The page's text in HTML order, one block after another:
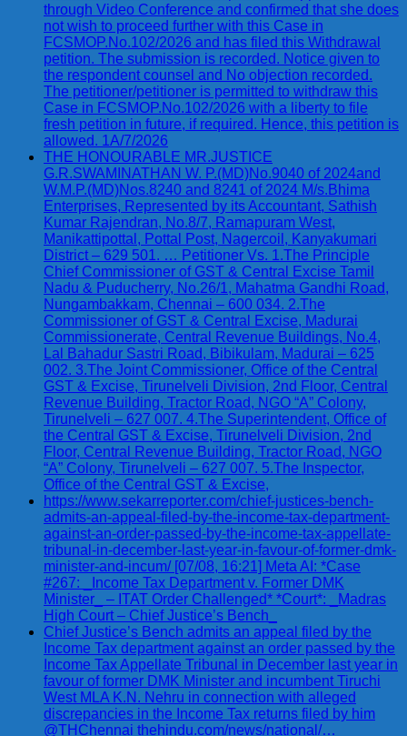
through Video Conference and confirmed that she does
not wish to proceed further with this Case in
FCSMOP.No.102/2026 and has filed this Withdrawal
petition. The submission is recorded. Notice given to
the respondent counsel and No objection recorded.
The petitioner/petitioner is permitted to withdraw this
Case in FCSMOP.No.102/2026 with a liberty to file
fresh petition in future, if required. Hence, this petition is
allowed. 1A/7/2026
THE HONOURABLE MR.JUSTICE
G.R.SWAMINATHAN W. P.(MD)No.9040 of 2024and
W.M.P.(MD)Nos.8240 and 8241 of 2024 M/s.Bhima
Enterprises, Represented by its Accountant, Sathish
Kumar Rajendran, No.8/7, Ramapuram West,
Manikattipottal, Pottal Post, Nagercoil, Kanyakumari
District – 629 501. … Petitioner Vs. 1.The Principle
Chief Commissioner of GST & Central Excise Tamil
Nadu & Puducherry, No.26/1, Mahatma Gandhi Road,
Nungambakkam, Chennai – 600 034. 2.The
Commissioner of GST & Central Excise, Madurai
Commissionerate, Central Revenue Buildings, No.4,
Lal Bahadur Sastri Road, Bibikulam, Madurai – 625
002. 3.The Joint Commissioner, Office of the Central
GST & Excise, Tirunelveli Division, 2nd Floor, Central
Revenue Building, Tractor Road, NGO “A” Colony,
Tirunelveli – 627 007. 4.The Superintendent, Office of
the Central GST & Excise, Tirunelveli Division, 2nd
Floor, Central Revenue Building, Tractor Road, NGO
“A” Colony, Tirunelveli – 627 007. 5.The Inspector,
Office of the Central GST & Excise,
https://www.sekarreporter.com/chief-justices-bench-
admits-an-appeal-filed-by-the-income-tax-department-
against-an-order-passed-by-the-income-tax-appellate-
tribunal-in-december-last-year-in-favour-of-former-dmk-
minister-and-incum/ [07/08, 16:21] Meta AI: *Case
#267: _Income Tax Department v. Former DMK
Minister_ – ITAT Order Challenged* *Court*: _Madras
High Court – Chief Justice’s Bench_
Chief Justice’s Bench admits an appeal filed by the
Income Tax department against an order passed by the
Income Tax Appellate Tribunal in December last year in
favour of former DMK Minister and incumbent Tiruchi
West MLA K.N. Nehru in connection with alleged
discrepancies in the Income Tax returns filed by him
@THChennai thehindu.com/news/national/…